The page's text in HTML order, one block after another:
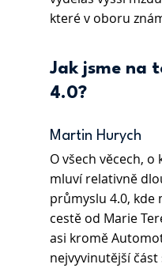
které v oboru
Jak jsme na
4.0?
Martin Hurych
O všech věcech,
mluví relativně
průmyslu 4.0, kde
cestě od Marie
asi kromě
nejvyvinutější